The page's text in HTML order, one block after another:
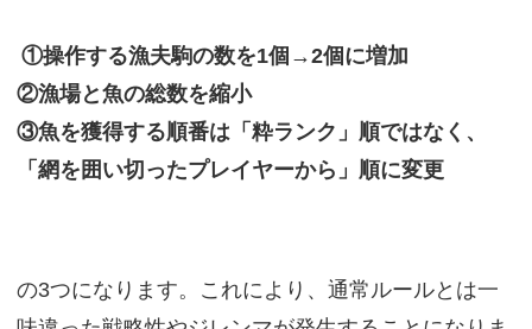
①操作する漁夫駒の数を1個→2個に増加
②漁場と魚の総数を縮小
③魚を獲得する順番は「粋ランク」順ではなく、
「網を囲い切ったプレイヤーから」順に変更
の3つになります。これにより、通常ルールとは一